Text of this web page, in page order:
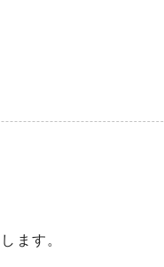
ます。